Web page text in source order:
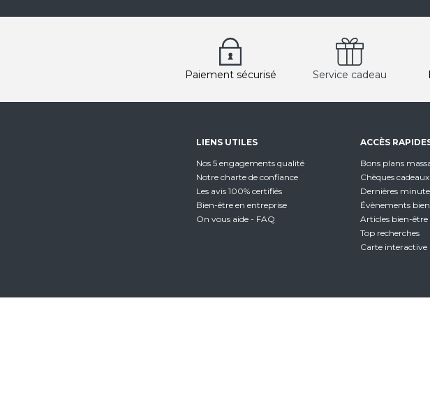
Paiement sécurisé Service cadeau
LIENS UTILES
Nos 5 engagements qualité
Notre charte de confiance
Les avis 100% certifiés
Bien-être en entreprise
On vous aide - FAQ
ACCÈS
Bons plans
Chèques
Dernières
Évènements
Articles bien-être
Top recherches
Carte interactive